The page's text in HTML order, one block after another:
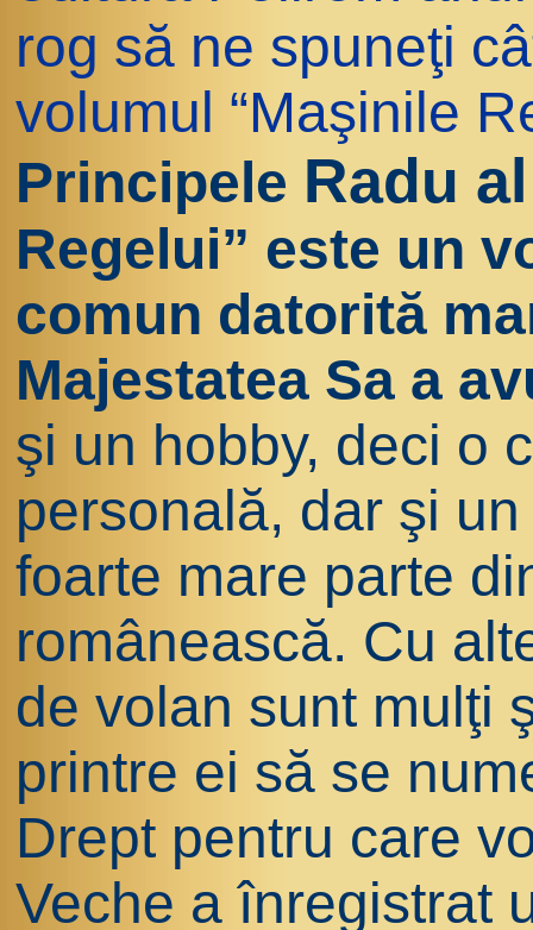
rog să ne spuneţi
volumul “Maşinile
Principele Radu
Regelui” este un
comun datorită
Majestatea Sa a
şi un hobby, deci o
personală, dar şi
foarte mare parte
românească. Cu
de volan sunt mulţi
printre ei să se
Drept pentru care
Veche a înregistrat